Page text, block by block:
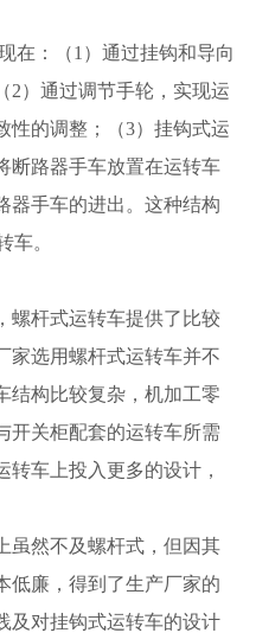
：（1）通过挂钩和导向
2）通过调节手轮，实现运
性的调整；（3）挂钩式运
断路器手车放置在运转车
器手车的进出。这种结构
车。
杆式运转车提供了比较
家选用螺杆式运转车并不
结构比较复杂，机加工零
开关柜配套的运转车所需
车上投入更多的设计，
然不及螺杆式，但因其
低廉，得到了生产厂家的
及对挂钩式运转车的设计